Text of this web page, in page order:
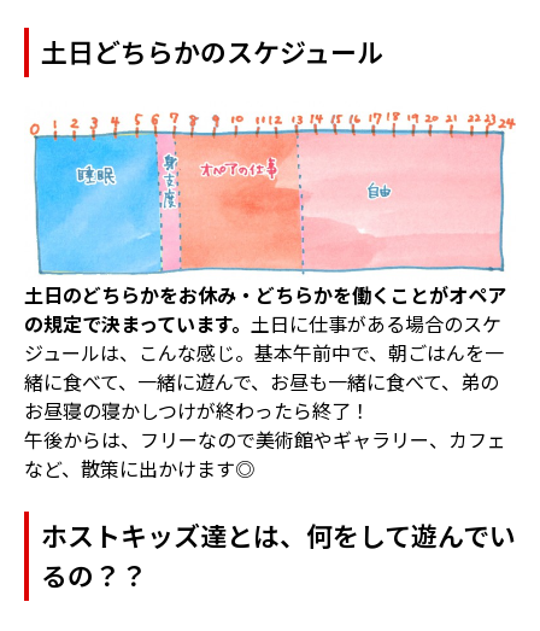
土日どちらかのスケジュール
土日のどちらかをお休み・どちらかを働くことがオペア
の規定で決まっています。 土日に仕事がある場合のスケ
ジュールは、こんな感じ。基本午前中で、朝ごはんを一
緒に食べて、一緒に遊んで、お昼も一緒に食べて、弟の
お昼寝の寝かしつけが終わったら終了！
午後からは、フリーなので美術館やギャラリー、カフェ
など、散策に出かけます◎
ホストキッズ達とは、何をして遊んでい
るの？？